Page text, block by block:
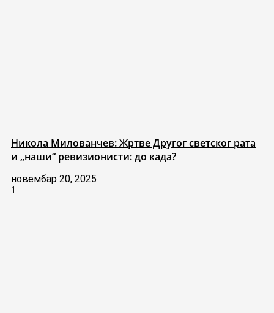
Никола Милованчев: Жртве Другог светског рата
и „наши“ ревизионисти: до када?
новембар 20, 2025